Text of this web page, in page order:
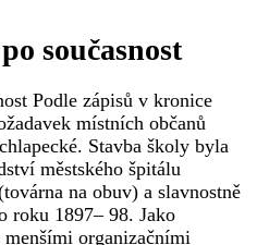
současnost
Podle zápisů v kronice
místních občanů
Stavba školy byla
městského špitálu
na obuv) a slavnostně
roku 1897– 98. Jako
organizačními